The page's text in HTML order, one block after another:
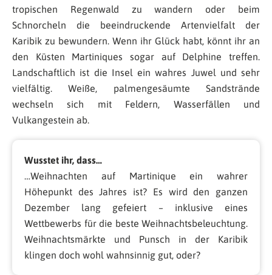
tropischen Regenwald zu wandern oder beim
Schnorcheln die beeindruckende Artenvielfalt der
Karibik zu bewundern. Wenn ihr Glück habt, könnt ihr an
den Küsten Martiniques sogar auf Delphine treffen.
Landschaftlich ist die Insel ein wahres Juwel und sehr
vielfältig. Weiße, palmengesäumte Sandstrände
wechseln sich mit Feldern, Wasserfällen und
Vulkangestein ab.
Wusstet ihr, dass…
…Weihnachten auf Martinique ein wahrer
Höhepunkt des Jahres ist? Es wird den ganzen
Dezember lang gefeiert – inklusive eines
Wettbewerbs für die beste Weihnachtsbeleuchtung.
Weihnachtsmärkte und Punsch in der Karibik
klingen doch wohl wahnsinnig gut, oder?